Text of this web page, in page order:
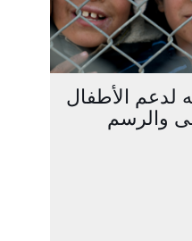
لدعم الأطفال
والرسم